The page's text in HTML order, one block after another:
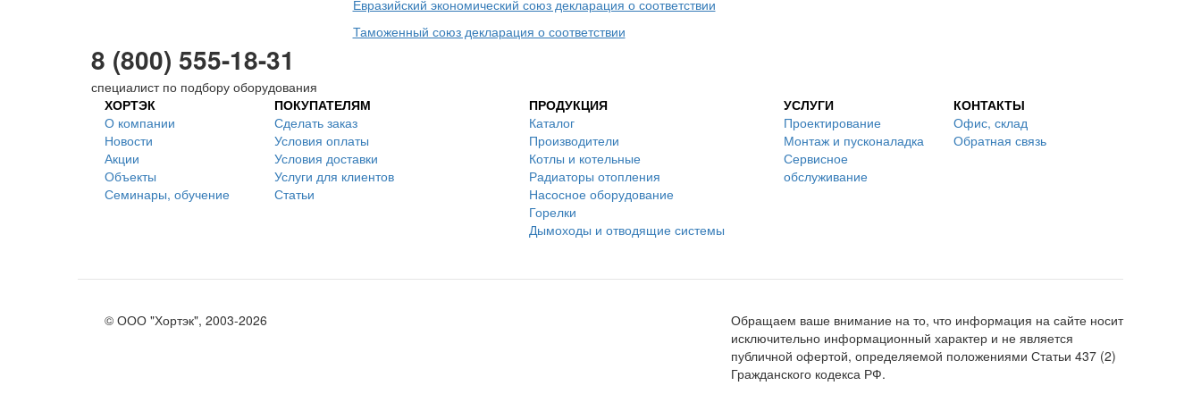
Евразийский экономический союз декларация о соответствии
Таможенный союз декларация о соответствии
8 (800) 555-18-31
специалист по подбору оборудования
ХОРТЭК
О компании
Новости
Акции
Объекты
Семинары, обучение
ПОКУПАТЕЛЯМ
Сделать заказ
Условия оплаты
Условия доставки
Услуги для клиентов
Статьи
ПРОДУКЦИЯ
Каталог
Производители
Котлы и котельные
Радиаторы отопления
Насосное оборудование
Горелки
Дымоходы и отводящие системы
УСЛУГИ
Проектирование
Монтаж и пусконаладка
Сервисное
обслуживание
КОНТАКТЫ
Офис, склад
Обратная связь
© ООО "Хортэк", 2003-2026
Обращаем ваше внимание на то, что информация на сайте носит
исключительно информационный характер и не является
публичной офертой, определяемой положениями Статьи 437 (2)
Гражданского кодекса РФ.